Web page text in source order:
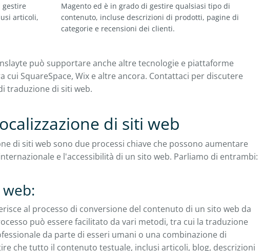
gestire
articoli,
Magento ed è in grado di gestire qualsiasi tipo di
contenuto, incluse descrizioni di prodotti, pagine di
categorie e recensioni dei clienti.
può supportare anche altre tecnologie e piattaforme
cui SquareSpace, Wix e altre ancora. Contattaci per discutere
traduzione di siti web.
di siti web
di siti web sono due processi chiave che possono aumentare
e l'accessibilità di un sito web. Parliamo di entrambi:
al processo di conversione del contenuto di un sito web da
può essere facilitato da vari metodi, tra cui la traduzione
da parte di esseri umani o una combinazione di
che tutto il contenuto testuale, inclusi articoli, blog, descrizioni